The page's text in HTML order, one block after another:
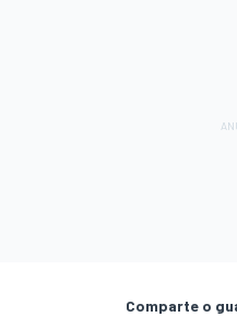
Comparte o